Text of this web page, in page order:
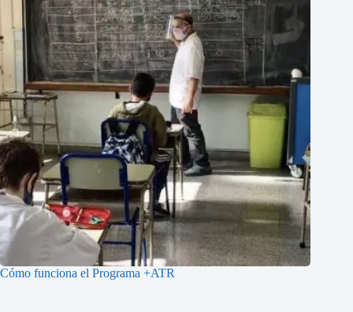
Cómo funciona el Programa +ATR